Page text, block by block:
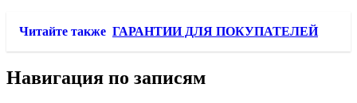
Читайте также ГАРАНТИИ ДЛЯ ПОКУПАТЕЛЕЙ
Навигация по записям